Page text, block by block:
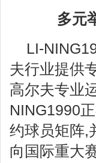
多元
LI-
夫行业提供
高尔夫专业
NING1990
约球员矩阵,
向国际重大